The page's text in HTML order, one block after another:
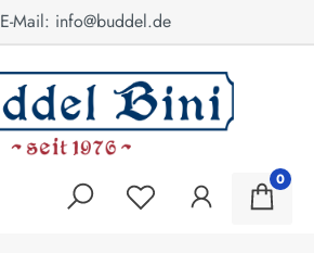
E-Mail: info@buddel.de
0